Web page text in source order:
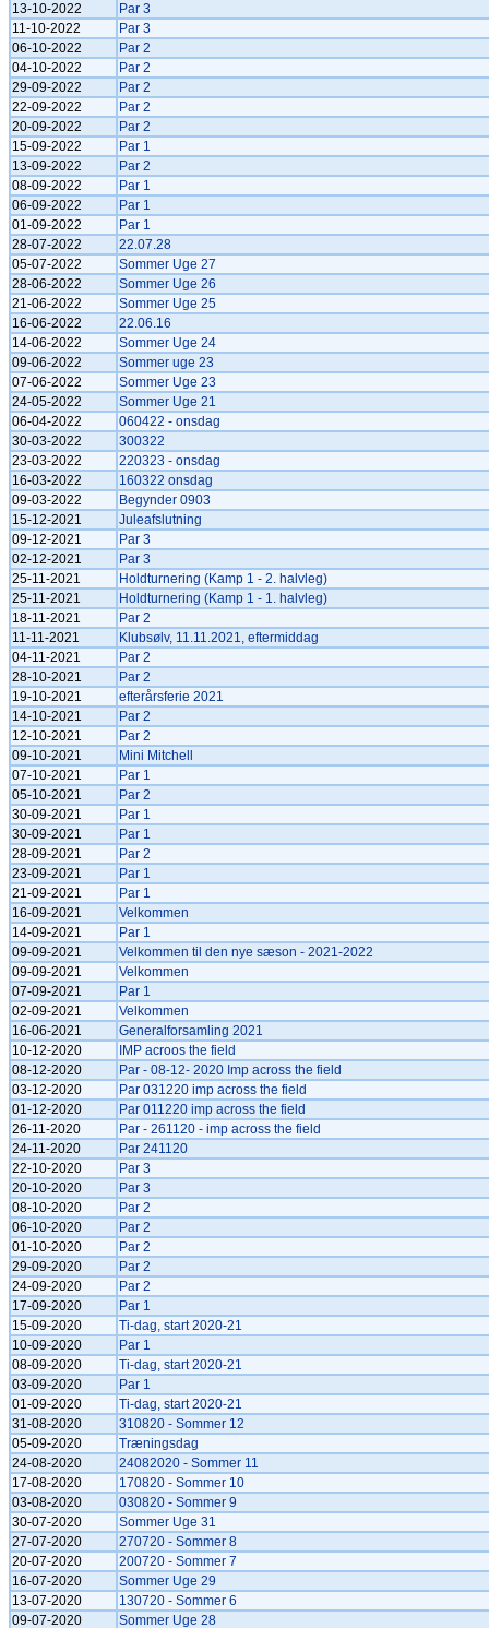
13-10-2022
Par 3
11-10-2022
Par 3
06-10-2022
Par 2
04-10-2022
Par 2
29-09-2022
Par 2
22-09-2022
Par 2
20-09-2022
Par 2
15-09-2022
Par 1
13-09-2022
Par 2
08-09-2022
Par 1
06-09-2022
Par 1
01-09-2022
Par 1
28-07-2022
22.07.28
05-07-2022
Sommer Uge 27
28-06-2022
Sommer Uge 26
21-06-2022
Sommer Uge 25
16-06-2022
22.06.16
14-06-2022
Sommer Uge 24
09-06-2022
Sommer uge 23
07-06-2022
Sommer Uge 23
24-05-2022
Sommer Uge 21
06-04-2022
060422 - onsdag
30-03-2022
300322
23-03-2022
220323 - onsdag
16-03-2022
160322 onsdag
09-03-2022
Begynder 0903
15-12-2021
Juleafslutning
09-12-2021
Par 3
02-12-2021
Par 3
25-11-2021
Holdturnering (Kamp 1 - 2. halvleg)
25-11-2021
Holdturnering (Kamp 1 - 1. halvleg)
18-11-2021
Par 2
11-11-2021
Klubsølv, 11.11.2021, eftermiddag
04-11-2021
Par 2
28-10-2021
Par 2
19-10-2021
efterårsferie 2021
14-10-2021
Par 2
12-10-2021
Par 2
09-10-2021
Mini Mitchell
07-10-2021
Par 1
05-10-2021
Par 2
30-09-2021
Par 1
30-09-2021
Par 1
28-09-2021
Par 2
23-09-2021
Par 1
21-09-2021
Par 1
16-09-2021
Velkommen
14-09-2021
Par 1
09-09-2021
Velkommen til den nye sæson - 2021-2022
09-09-2021
Velkommen
07-09-2021
Par 1
02-09-2021
Velkommen
16-06-2021
Generalforsamling 2021
10-12-2020
IMP acroos the field
08-12-2020
Par - 08-12- 2020 Imp across the field
03-12-2020
Par 031220 imp across the field
01-12-2020
Par 011220 imp across the field
26-11-2020
Par - 261120 - imp across the field
24-11-2020
Par 241120
22-10-2020
Par 3
20-10-2020
Par 3
08-10-2020
Par 2
06-10-2020
Par 2
01-10-2020
Par 2
29-09-2020
Par 2
24-09-2020
Par 2
17-09-2020
Par 1
15-09-2020
Ti-dag, start 2020-21
10-09-2020
Par 1
08-09-2020
Ti-dag, start 2020-21
03-09-2020
Par 1
01-09-2020
Ti-dag, start 2020-21
31-08-2020
310820 - Sommer 12
05-09-2020
Træningsdag
24-08-2020
24082020 - Sommer 11
17-08-2020
170820 - Sommer 10
03-08-2020
030820 - Sommer 9
30-07-2020
Sommer Uge 31
27-07-2020
270720 - Sommer 8
20-07-2020
200720 - Sommer 7
16-07-2020
Sommer Uge 29
13-07-2020
130720 - Sommer 6
09-07-2020
Sommer Uge 28